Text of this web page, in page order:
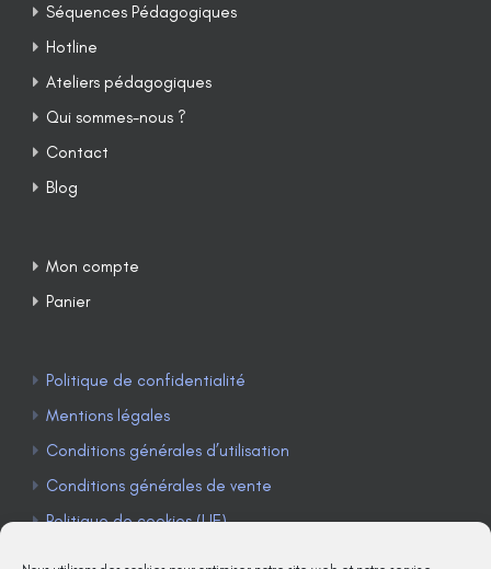
Séquences Pédagogiques
Hotline
Ateliers pédagogiques
Qui sommes-nous ?
Contact
Blog
Mon compte
Panier
Politique de confidentialité
Mentions légales
Conditions générales d’utilisation
Conditions générales de vente
Politique de cookies (UE)